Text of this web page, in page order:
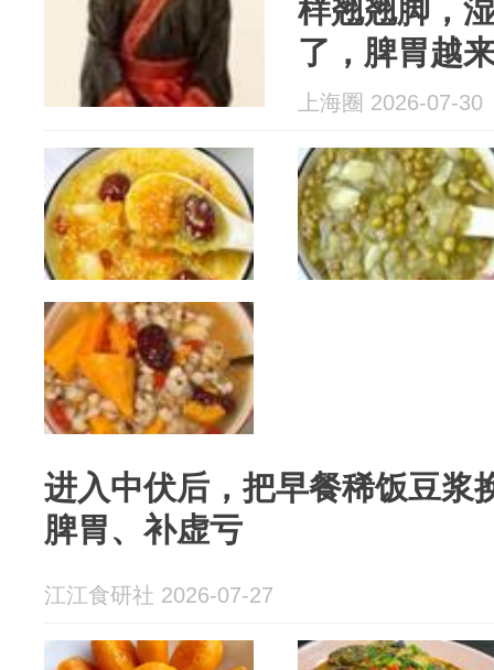
样翘翘脚，
了，脾胃越
上海圈 2026-07-30
进入中伏后，把早餐稀饭豆浆
脾胃、补虚亏
江江食研社 2026-07-27